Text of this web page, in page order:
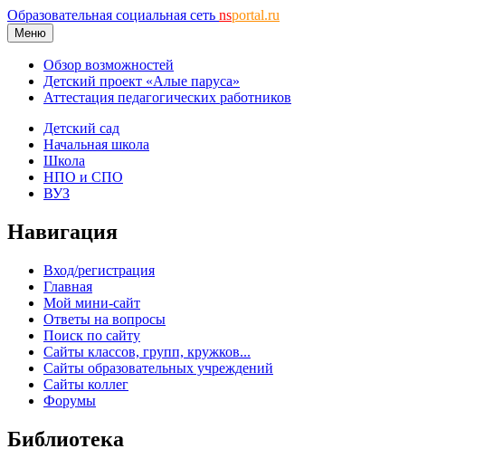
Образовательная социальная сеть nsportal.ru
Меню
Обзор возможностей
Детский проект «Алые паруса»
Аттестация педагогических работников
Детский сад
Начальная школа
Школа
НПО и СПО
ВУЗ
Навигация
Вход/регистрация
Главная
Мой мини-сайт
Ответы на вопросы
Поиск по сайту
Сайты классов, групп, кружков...
Сайты образовательных учреждений
Сайты коллег
Форумы
Библиотека